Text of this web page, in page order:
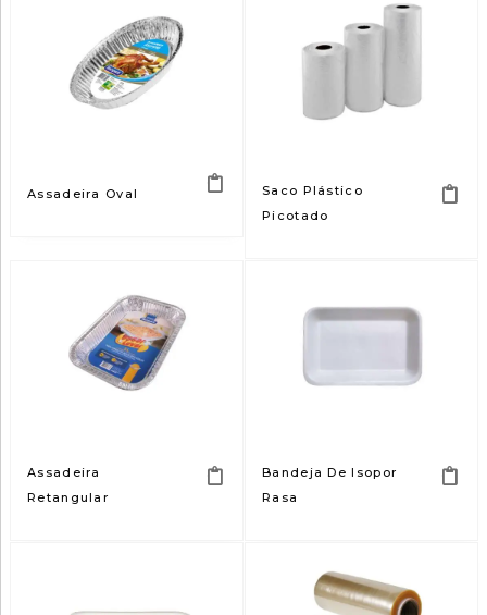
Assadeira Oval
Saco Plástico
Picotado
Assadeira
Retangular
Bandeja De Isopor
Rasa